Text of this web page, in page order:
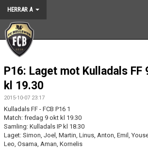
HERRAR A
HEM
NYHETER
KALENDER
TRUPPEN
GÄSTBOK
P16: Laget mot Kulladals FF
kl 19.30
2015-10-07 23:17
Kulladals FF - FCB P16 1
Match: fredag 9 okt kl 19.30
Samling: Kulladals IP kl 18.30
Laget: Simon, Joel, Martin, Linus, Anton, Emil,
Leo, Osama, Aman, Kornelis